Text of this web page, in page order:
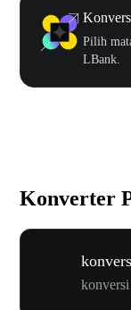
Pilih
LBank.
Konverter